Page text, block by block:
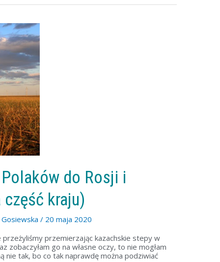
do Rosji i
część kraju)
Gosiewska / 20 maja 2020
przemierzając kazachskie stepy w
zobaczyłam go na własne oczy, to nie mogłam
nie tak, bo co tak naprawdę można podziwiać